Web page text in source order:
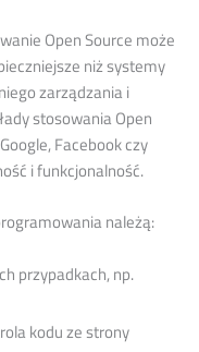
Open Source może
niż systemy
zarządzania i
stosowania Open
Facebook czy
i funkcjonalność.
należą:
przypadkach, np.
kodu ze strony